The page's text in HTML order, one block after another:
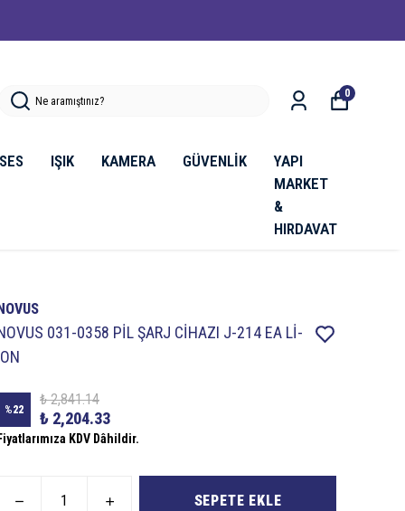
SES IŞIK KAMERA GÜVENLİK
YAPI
MARKET
&
HIRDAVAT
0
NOVUS
031-0358 PİL ŞARJ CİHAZI J-214 EA Lİ-
%22
₺ 2,841.14
₺ 2,204.33
Fiyatlarımıza KDV Dâhildir.
SEPETE EKLE